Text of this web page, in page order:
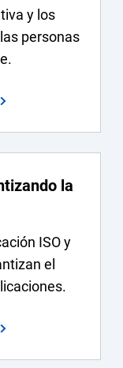
y los
personas
la
ISO y
el